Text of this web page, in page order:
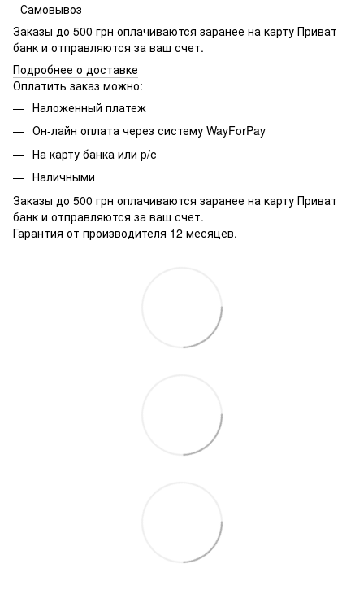
- Самовывоз
Заказы до 500 грн оплачиваются заранее на карту Приват
банк и отправляются за ваш счет.
Подробнее о доставке
Оплатить заказ можно:
Наложенный платеж
Он-лайн оплата через систему WayForPay
На карту банка или р/с
Наличными
Заказы до 500 грн оплачиваются заранее на карту Приват
банк и отправляются за ваш счет.
Гарантия от производителя 12 месяцев.